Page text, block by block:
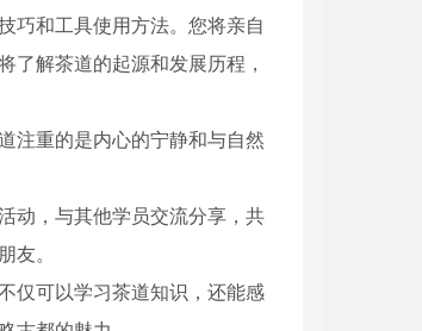
巧和工具使用方法。您将亲自
了解茶道的起源和发展历程，
注重的是内心的宁静和与自然
动，与其他学员交流分享，共
友。
仅可以学习茶道知识，还能感